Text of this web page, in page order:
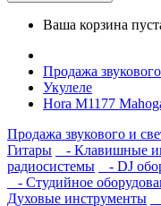
Ваша корзина
Продажа
Укулеле
Hora M1177
Продажа звукового и
Гитары
- Клавишные
радиосистемы
- DJ
- Студийное
Духовые инструменты